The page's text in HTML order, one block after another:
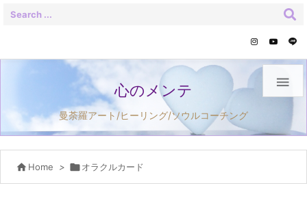

心のメンテ
曼荼羅アート/ヒーリング/ソウルコーチング
 Home > オラクルカード